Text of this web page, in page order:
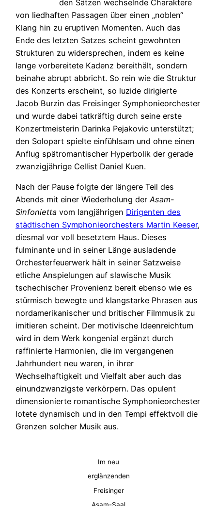
den Sätzen wechselnde Charaktere
von liedhaften Passagen über einen „noblen“
Klang hin zu eruptiven Momenten. Auch das
Ende des letzten Satzes scheint gewohnten
Strukturen zu widersprechen, indem es keine
lange vorbereitete Kadenz bereithält, sondern
beinahe abrupt abbricht. So rein wie die Struktur
des Konzerts erscheint, so luzide dirigierte
Jacob Burzin das Freisinger Symphonieorchester
und wurde dabei tatkräftig durch seine erste
Konzertmeisterin Darinka Pejakovic unterstützt;
den Solopart spielte einfühlsam und ohne einen
Anflug spätromantischer Hyperbolik der gerade
zwanzigjährige Cellist Daniel Kuen.
Nach der Pause folgte der längere Teil des
Abends mit einer Wiederholung der Asam-
Sinfonietta vom langjährigen Dirigenten des
städtischen Symphonieorchesters Martin Keeser,
diesmal vor voll besetztem Haus. Dieses
fulminante und in seiner Länge ausladende
Orchesterfeuerwerk hält in seiner Satzweise
etliche Anspielungen auf slawische Musik
tschechischer Provenienz bereit ebenso wie es
stürmisch bewegte und klangstarke Phrasen aus
nordamerikanischer und britischer Filmmusik zu
imitieren scheint. Der motivische Ideenreichtum
wird in dem Werk kongenial ergänzt durch
raffinierte Harmonien, die im vergangenen
Jahrhundert neu waren, in ihrer
Wechselhaftigkeit und Vielfalt aber auch das
einundzwanzigste verkörpern. Das opulent
dimensionierte romantische Symphonieorchester
lotete dynamisch und in den Tempi effektvoll die
Grenzen solcher Musik aus.
Im neu
erglänzenden
Freisinger